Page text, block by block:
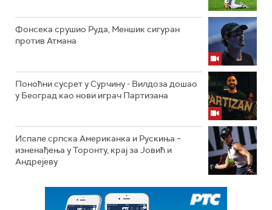
Фонсека срушио Руда, Меншик сигуран
против Атмана
Поноћни сусрет у Сурчину - Вилдоза дошао
у Београд као нови играч Партизана
Испале српска Американка и Рускиња –
изненађења у Торонту, крај за Јовић и
Андрејеву